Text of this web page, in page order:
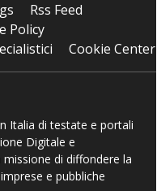
Rss Feed
Policy
Cookie Center
Italia di testate e portali
Digitale e
missione di diffondere la
e pubbliche